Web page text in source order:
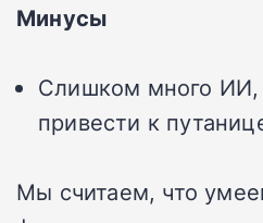
Минусы
Слишком много
привести к
Мы считаем, что